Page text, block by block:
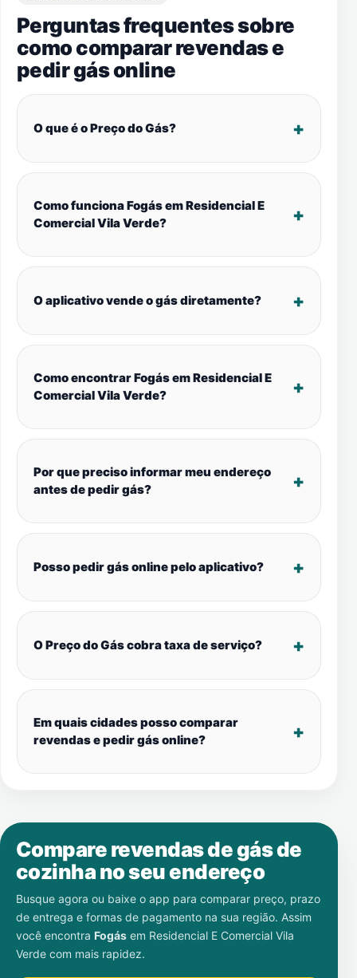
Perguntas frequentes sobre
como comparar revendas e
pedir gás online
O que é o Preço do Gás?
Como funciona Fogás em Residencial E
Comercial Vila Verde?
O aplicativo vende o gás diretamente?
Como encontrar Fogás em Residencial E
Comercial Vila Verde?
Por que preciso informar meu endereço
antes de pedir gás?
Posso pedir gás online pelo aplicativo?
O Preço do Gás cobra taxa de serviço?
Em quais cidades posso comparar
revendas e pedir gás online?
Compare revendas de gás de
cozinha no seu endereço
Busque agora ou baixe o app para comparar preço, prazo
de entrega e formas de pagamento na sua região. Assim
você encontra Fogás em Residencial E Comercial Vila
Verde com mais rapidez.